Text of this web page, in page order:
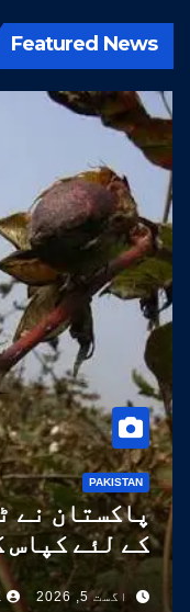
Featured News
PAKISTAN
پاکستان نے
اقسام تیار
اگست 5, 2026